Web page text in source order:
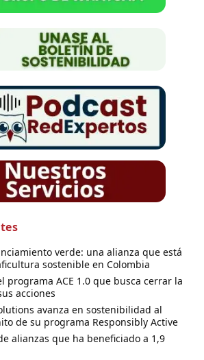
verde: una alianza que está
sostenible en Colombia
programa ACE 1.0 que busca cerrar la
acciones
avanza en sostenibilidad al
de su programa Responsibly Active
alianzas que ha beneficiado a 1,9